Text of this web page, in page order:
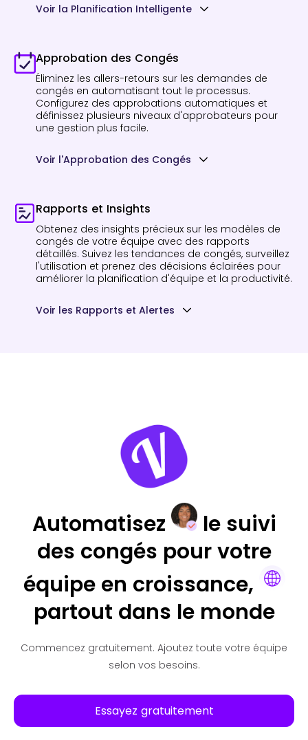
Voir la Planification Intelligente
Approbation des Congés
Éliminez les allers-retours sur les demandes de
congés en automatisant tout le processus.
Configurez des approbations automatiques et
définissez plusieurs niveaux d'approbateurs pour
une gestion plus facile.
Voir l'Approbation des Congés
Rapports et Insights
Obtenez des insights précieux sur les modèles de
congés de votre équipe avec des rapports
détaillés. Suivez les tendances de congés, surveillez
l'utilisation et prenez des décisions éclairées pour
améliorer la planification d'équipe et la productivité.
Voir les Rapports et Alertes
Automatisez
le suivi
des congés pour votre
équipe en croissance,
partout dans le monde
Commencez gratuitement. Ajoutez toute votre équipe
selon vos besoins.
Essayez gratuitement